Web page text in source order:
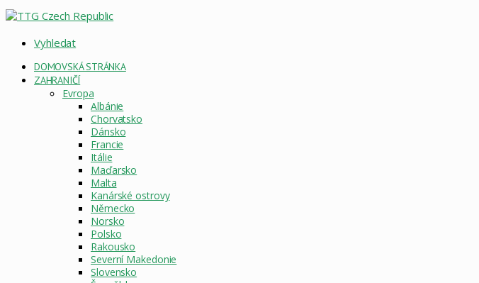
Vyhledat
DOMOVSKÁ STRÁNKA
ZAHRANIČÍ
Evropa
Albánie
Chorvatsko
Dánsko
Francie
Itálie
Maďarsko
Malta
Kanárské ostrovy
Německo
Norsko
Polsko
Rakousko
Severní Makedonie
Slovensko